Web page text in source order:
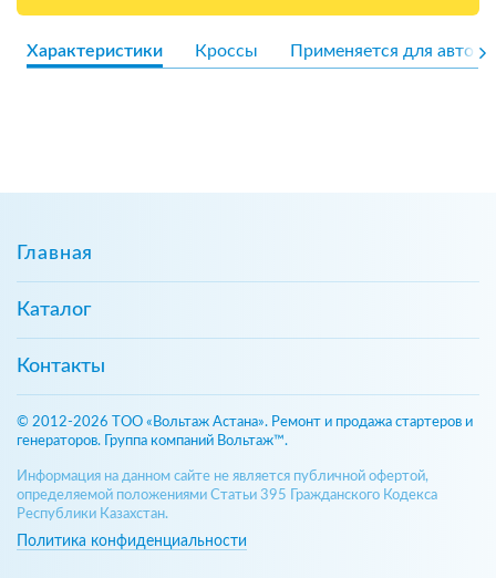
Характеристики Кроссы Применяется для авто
Главная
Каталог
Контакты
© 2012-2026 ТОО «Вольтаж Астана». Ремонт и продажа стартеров и
генераторов. Группа компаний Вольтаж™.
Информация на данном сайте не является публичной офертой,
определяемой положениями Статьи 395 Гражданского Кодекса
Республики Казахстан.
Политика конфиденциальности